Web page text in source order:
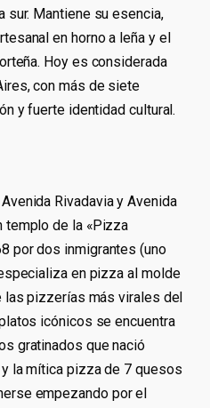
Mantiene su esencia,
en horno a leña y el
Hoy es considerada
con más de siete
y fuerte identidad cultural.
Rivadavia y Avenida
templo de la «Pizza
por dos inmigrantes (uno
en pizza al molde
las pizzerías más virales del
icónicos se encuentra
gratinados que nació
la mítica pizza de 7 quesos
empezando por el